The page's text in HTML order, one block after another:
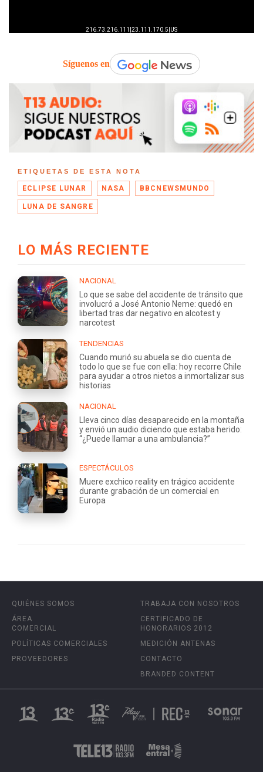
Síguenos en
ETIQUETAS DE ESTA NOTA
ECLIPSE LUNAR NASA BBCNEWSMUNDO
LUNA DE SANGRE
LO MÁS RECIENTE
NACIONAL
Lo que se sabe del accidente de tránsito que
involucró a José Antonio Neme: quedó en
libertad tras dar negativo en alcotest y
narcotest
TENDENCIAS
Cuando murió su abuela se dio cuenta de
todo lo que se fue con ella: hoy recorre Chile
para ayudar a otros nietos a inmortalizar sus
historias
NACIONAL
Lleva cinco días desaparecido en la montaña
y envió un audio diciendo que estaba herido:
“¿Puede llamar a una ambulancia?”
ESPECTÁCULOS
Muere exchico reality en trágico accidente
durante grabación de un comercial en
Europa
QUIÉNES SOMOS
ÁREA
COMERCIAL
POLÍTICAS COMERCIALES
PROVEEDORES
TRABAJA CON NOSOTROS
CERTIFICADO DE
HONORARIOS 2012
MEDICIÓN ANTENAS
CONTACTO
BRANDED CONTENT